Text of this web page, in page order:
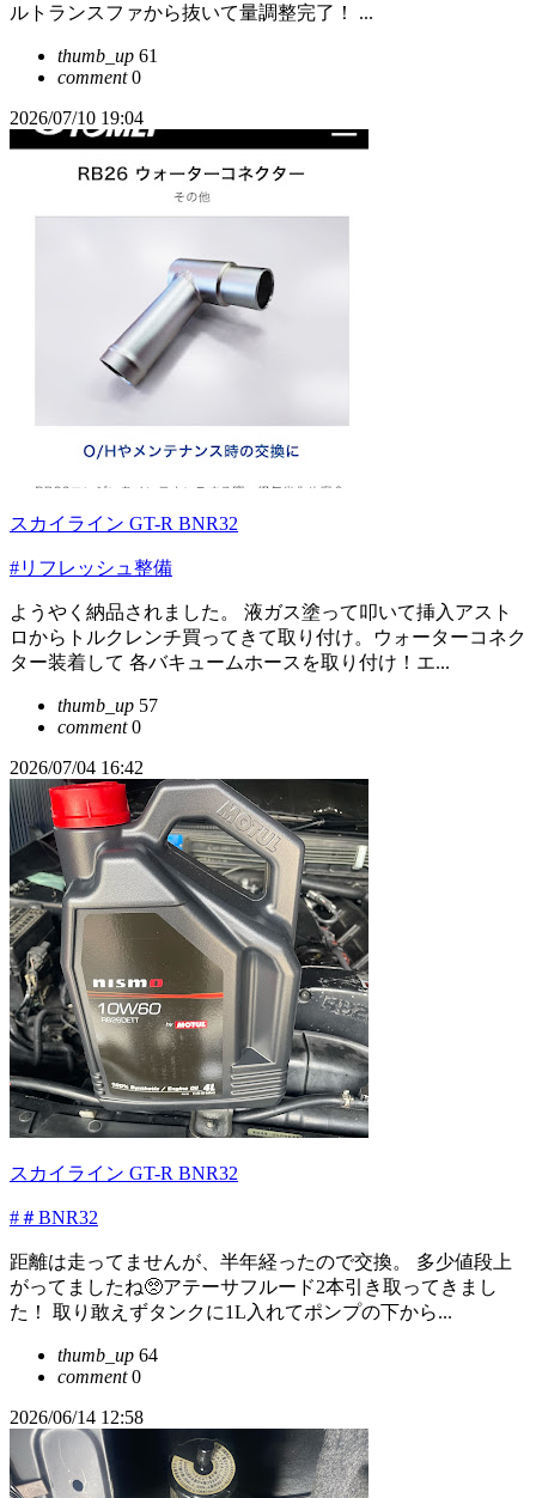
ルトランスファから抜いて量調整完了！ ...
thumb_up 61
comment0
2026/07/10 19:04
スカイライン GT-R BNR32
#リフレッシュ整備
ようやく納品されました。 液ガス塗って叩いて挿入アスト
ロからトルクレンチ買ってきて取り付け。ウォーターコネク
ター装着して 各バキュームホースを取り付け！エ...
thumb_up 57
comment0
2026/07/04 16:42
スカイライン GT-R BNR32
#＃BNR32
距離は走ってませんが、半年経ったので交換。 多少値段上
がってましたね🥺アテーサフルード2本引き取ってきまし
た！ 取り敢えずタンクに1L入れてポンプの下から...
thumb_up 64
comment0
2026/06/14 12:58